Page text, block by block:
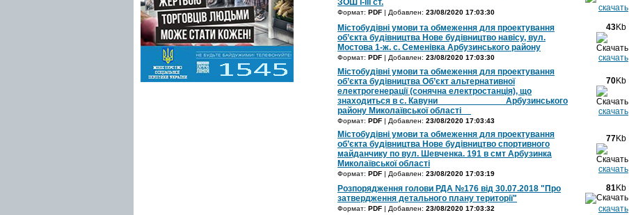
ЗОШ І-ІІІ ст.
Формат: PDF | Добавлен: 23/08/2020 17:03:30
скачать
Містобудівні умови та обмеження для проектування
об’єкта будівництва Нове будівництво навісу, вул.
Мостова 1-ж. с. Семенівка Арбузинського району
Формат: PDF | Добавлен: 23/08/2020 17:03:30
43Kb
скачать
Містобудівні умови та обмеження для проектування
об’єкта будівництва Об’єкт альтернативної
електрогенерації (сонячна електростанція), що
знаходиться в с. Кавуни______________Арбузинського
району Миколаївської області__
Формат: PDF | Добавлен: 23/08/2020 17:03:43
70Kb
скачать
Містобудівні умови та обмеження для проектування
об’єкта будівництва Нове будівництво спортивного
майданчику по вул. Шевченка. 191 в смт Арбузинка
Миколаївської області
Формат: PDF | Добавлен: 23/08/2020 17:03:19
77Kb
скачать
Розпорядження голови РДА №176 від 30.07.2018 "Про
затвердження детального плану території"
Формат: PDF | Добавлен: 23/08/2020 17:03:32
81Kb
скачать